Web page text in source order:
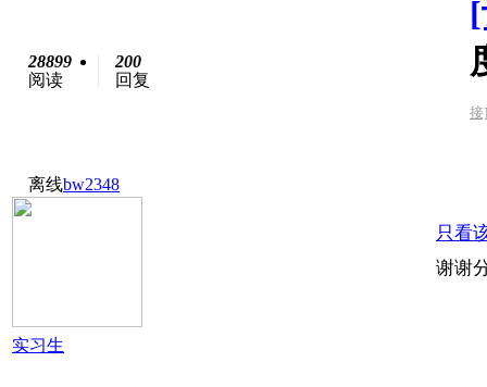
28899
阅读
200
回复
接]
离线bw2348
实习生
只看
谢谢